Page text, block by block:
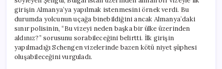
girişin Almanya’ya yapılmak istenmesini örnek verdi. Bu
durumda yolcunun uçağa binebildiğini ancak Almanya’daki
sınır polisinin, “Bu vizeyi neden başka bir ülke üzerinden
aldınız?” sorusunu sorabileceğini belirtti. İlk girişin
yapılmadığı Schengen vizelerinde bazen kötü niyet şüphesi
oluşabileceğini vurguladı.